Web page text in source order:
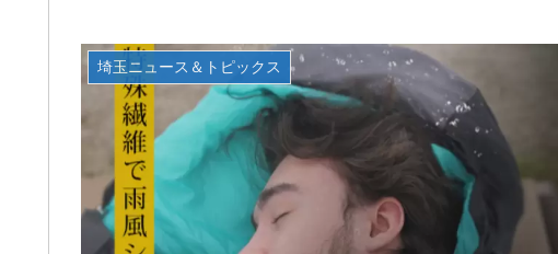
埼玉ニュース＆トピックス